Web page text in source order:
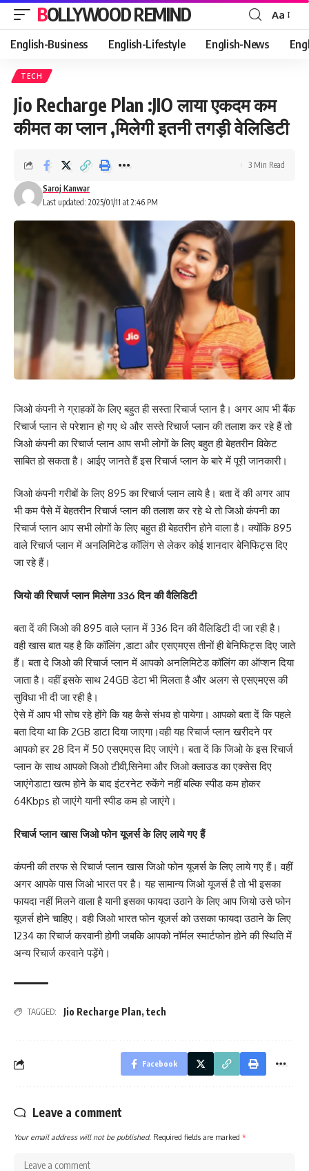
BOLLYWOOD REMIND
Font
Resizer
Aa
English-Business English-Lifestyle English-News
TECH
Jio Recharge Plan :JIO लाया एकदम कम
कीमत का प्लान ,मिलेगी इतनी तगड़ी वेलिडिटी
Last updated: 2025/01/11 at 2:46 PM
Saroj Kanwar
3 Min Read
जिओ कंपनी ने ग्राहकों के लिए बहुत ही सस्ता रिचार्ज प्लान है। अगर आप भी बैंक
रिचार्ज प्लान से परेशान हो गए थे और सस्ते रिचार्ज प्लान की तलाश कर रहे हैं तो
जिओ कंपनी का रिचार्ज प्लान आप सभी लोगों के लिए बहुत ही बेहतरीन विकेट
साबित हो सकता है। आईए जानते हैं इस रिचार्ज प्लान के बारे में पूरी जानकारी।
जिओ कंपनी गरीबों के लिए 895 का रिचार्ज प्लान लाये है। बता दें की अगर आप
भी कम पैसे में बेहतरीन रिचार्ज प्लान की तलाश कर रहे थे तो जिओ कंपनी का
रिचार्ज प्लान आप सभी लोगों के लिए बहुत ही बेहतरीन होने वाला है। क्योंकि 895
वाले रिचार्ज प्लान में अनलिमिटेड कॉलिंग से लेकर कोई शानदार बेनिफिट्स दिए
जा रहे हैं।
जियो की रिचार्ज प्लान मिलेगा 336 दिन की वैलिडिटी
बता दें की जिओ की 895 वाले प्लान में 336 दिन की वैलिडिटी दी जा रही है।
वही खास बात यह है कि कॉलिंग ,डाटा और एसएमएस तीनों ही बेनिफिट्स दिए जाते
हैं। बता दे जिओ की रिचार्ज प्लान में आपको अनलिमिटेड कॉलिंग का ऑप्शन दिया
जाता है। वहीं इसके साथ 24GB डेटा भी मिलता है और अलग से एसएमएस की
सुविधा भी दी जा रही है।
ऐसे में आप भी सोच रहे होंगे कि यह कैसे संभव हो पायेगा। आपको बता दें कि पहले
बता दिया था कि 2GB डाटा दिया जाएगा।वही यह रिचार्ज प्लान खरीदने पर
आपको हर 28 दिन में 50 एसएमएस दिए जाएंगे। बता दें कि जिओ के इस रिचार्ज
प्लान के साथ आपको जिओ टीवी,सिनेमा और जिओ क्लाउड का एक्सेस दिए
जाएंगेडाटा खत्म होने के बाद इंटरनेट रुकेंगे नहीं बल्कि स्पीड कम होकर
64Kbps हो जाएंगे यानी स्पीड कम हो जाएंगे।
रिचार्ज प्लान खास जिओ फोन यूजर्स के लिए लाये गए हैं
कंपनी की तरफ से रिचार्ज प्लान खास जिओ फोन यूजर्स के लिए लाये गए हैं। वहीं
अगर आपके पास जिओ भारत पर है। यह सामान्य जिओ यूजर्स है तो भी इसका
फायदा नहीं मिलने वाला है यानी इसका फायदा उठाने के लिए आप जियो उसे फोन
यूजर्स होने चाहिए। वही जिओ भारत फोन यूजर्स को उसका फायदा उठाने के लिए
1234 का रिचार्ज करवानी होगी जबकि आपको नॉर्मल स्मार्टफोन होने की स्थिति में
अन्य रिचार्ज करवाने पड़ेंगे।
TAGGED: Jio Recharge Plan, tech
Facebook
Leave a comment
Your email address will not be published. Required fields are marked *